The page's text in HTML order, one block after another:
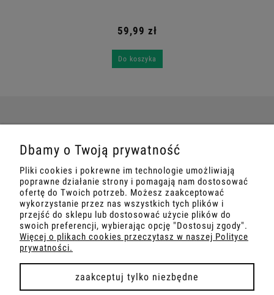
59,99 zł
Do koszyka
POMOC
MOJE KONTO
PŁATNOŚCI I DOSTAWA
INFORMACJE
Dbamy o Twoją prywatność
Pliki cookies i pokrewne im technologie umożliwiają
poprawne działanie strony i pomagają nam dostosować
ofertę do Twoich potrzeb. Możesz zaakceptować
wykorzystanie przez nas wszystkich tych plików i
przejść do sklepu lub dostosować użycie plików do
swoich preferencji, wybierając opcję "Dostosuj zgody".
Więcej o plikach cookies przeczytasz w naszej Polityce
prywatności.
zaakceptuj tylko niezbędne